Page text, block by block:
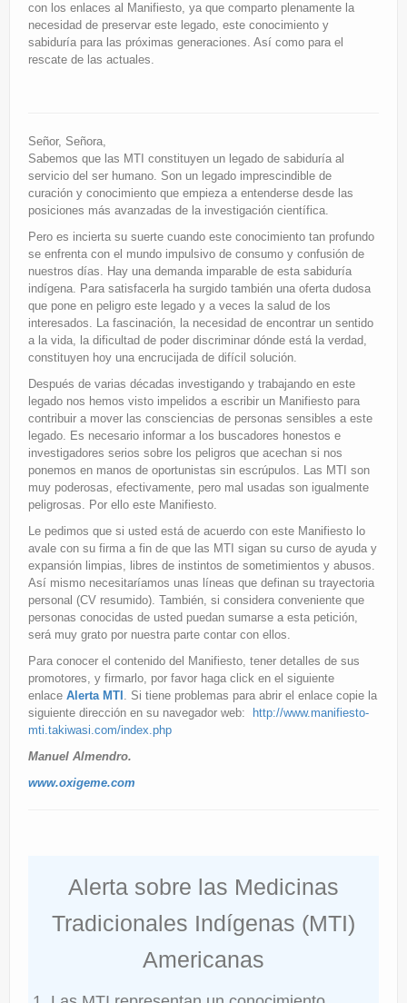
con los enlaces al Manifiesto, ya que comparto plenamente la
necesidad de preservar este legado, este conocimiento y
sabiduría para las próximas generaciones. Así como para el
rescate de las actuales.
Señor, Señora,
Sabemos que las MTI constituyen un legado de sabiduría al
servicio del ser humano. Son un legado imprescindible de
curación y conocimiento que empieza a entenderse desde las
posiciones más avanzadas de la investigación científica.
Pero es incierta su suerte cuando este conocimiento tan profundo
se enfrenta con el mundo impulsivo de consumo y confusión de
nuestros días. Hay una demanda imparable de esta sabiduría
indígena. Para satisfacerla ha surgido también una oferta dudosa
que pone en peligro este legado y a veces la salud de los
interesados. La fascinación, la necesidad de encontrar un sentido
a la vida, la dificultad de poder discriminar dónde está la verdad,
constituyen hoy una encrucijada de difícil solución.
Después de varias décadas investigando y trabajando en este
legado nos hemos visto impelidos a escribir un Manifiesto para
contribuir a mover las consciencias de personas sensibles a este
legado. Es necesario informar a los buscadores honestos e
investigadores serios sobre los peligros que acechan si nos
ponemos en manos de oportunistas sin escrúpulos. Las MTI son
muy poderosas, efectivamente, pero mal usadas son igualmente
peligrosas. Por ello este Manifiesto.
Le pedimos que si usted está de acuerdo con este Manifiesto lo
avale con su firma a fin de que las MTI sigan su curso de ayuda y
expansión limpias, libres de instintos de sometimientos y abusos.
Así mismo necesitaríamos unas líneas que definan su trayectoria
personal (CV resumido). También, si considera conveniente que
personas conocidas de usted puedan sumarse a esta petición,
será muy grato por nuestra parte contar con ellos.
Para conocer el contenido del Manifiesto, tener detalles de sus
promotores, y firmarlo, por favor haga click en el siguiente
enlace Alerta MTI . Si tiene problemas para abrir el enlace copie la
siguiente dirección en su navegador web:
http://www.manifiesto-
mti.takiwasi.com/index.php
Manuel Almendro.
www.oxigeme.com
Alerta sobre las Medicinas
Tradicionales Indígenas (MTI)
Americanas